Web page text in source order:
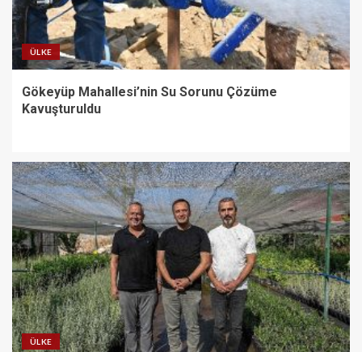
ÜLKE
Gökeyüp Mahallesi’nin Su Sorunu Çözüme
Kavuşturuldu
ÜLKE